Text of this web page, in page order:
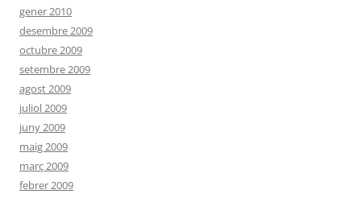
gener 2010
desembre 2009
octubre 2009
setembre 2009
agost 2009
juliol 2009
juny 2009
maig 2009
març 2009
febrer 2009